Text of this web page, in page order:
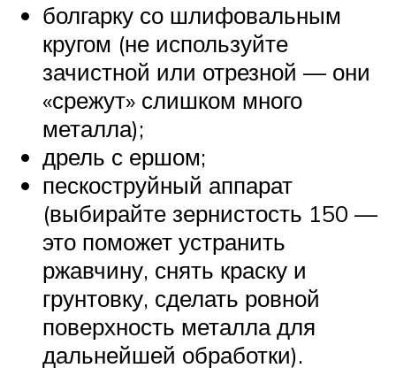
болгарку со шлифовальным
кругом (не используйте
зачистной или отрезной — они
«срежут» слишком много
металла);
дрель с ершом;
пескоструйный аппарат
(выбирайте зернистость 150 —
это поможет устранить
ржавчину, снять краску и
грунтовку, сделать ровной
поверхность металла для
дальнейшей обработки).